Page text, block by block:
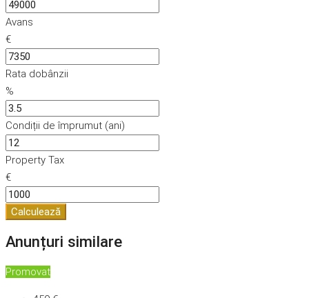
Avans
€
Rata dobânzii
%
Condiții de împrumut (ani)
Property Tax
€
Calculează
Anunțuri similare
Promovat